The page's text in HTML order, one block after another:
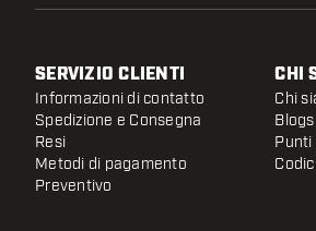
SERVIZIO CLIENTI
Informazioni di contatto
Spedizione e Consegna
Resi
Metodi di pagamento
Preventivo
CHI
Chi
Blogs
Punti